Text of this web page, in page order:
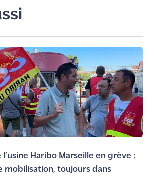
Haribo Marseille en grève :
mobilisation, toujours dans